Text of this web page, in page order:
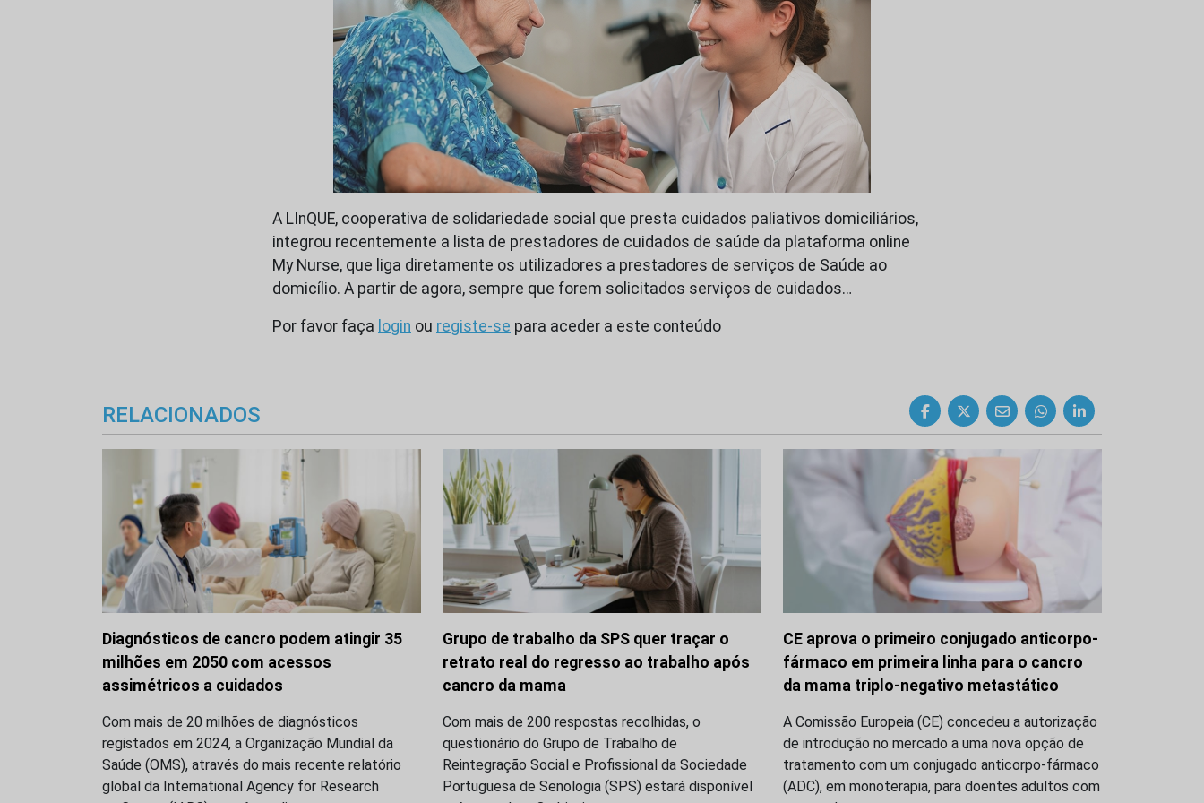
A LInQUE, cooperativa de solidariedade social que presta cuidados paliativos domiciliários,
integrou recentemente a lista de prestadores de cuidados de saúde da plataforma online
My Nurse, que liga diretamente os utilizadores a prestadores de serviços de Saúde ao
domicílio. A partir de agora, sempre que forem solicitados serviços de cuidados…
Por favor faça login ou registe-se para aceder a este conteúdo
RELACIONADOS
Diagnósticos de cancro podem atingir 35
milhões em 2050 com acessos
assimétricos a cuidados
Com mais de 20 milhões de diagnósticos
registados em 2024, a Organização Mundial da
Saúde (OMS), através do mais recente relatório
global da International Agency for Research
Grupo de trabalho da SPS quer traçar o
retrato real do regresso ao trabalho após
cancro da mama
Com mais de 200 respostas recolhidas, o
questionário do Grupo de Trabalho de
Reintegração Social e Profissional da Sociedade
Portuguesa de Senologia (SPS) estará disponível
CE aprova o primeiro conjugado anticorpo-
fármaco em primeira linha para o cancro
da mama triplo-negativo metastático
A Comissão Europeia (CE) concedeu a autorização
de introdução no mercado a uma nova opção de
tratamento com um conjugado anticorpo-fármaco
(ADC), em monoterapia, para doentes adultos com